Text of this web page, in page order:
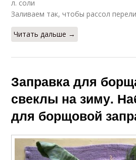
л. соли
Заливаем так, чтобы рассол
Читать дальше →
Заправка для
свеклы на зиму.
для борщовой